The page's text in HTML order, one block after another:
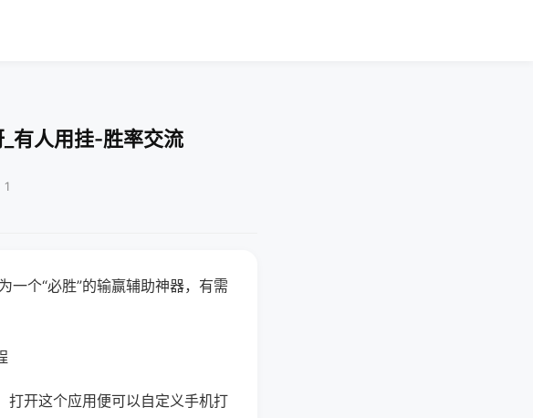
有人用挂-胜率交流
1
一个“必胜”的输赢辅助神器，有需
打开这个应用便可以自定义手机打